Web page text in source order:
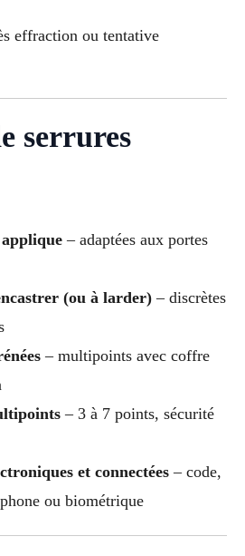
effraction ou tentative
serrures
– adaptées aux portes
(ou à larder)– discrètes
– multipoints avec coffre
– 3 à 7 points, sécurité
et connectées– code,
ou biométrique